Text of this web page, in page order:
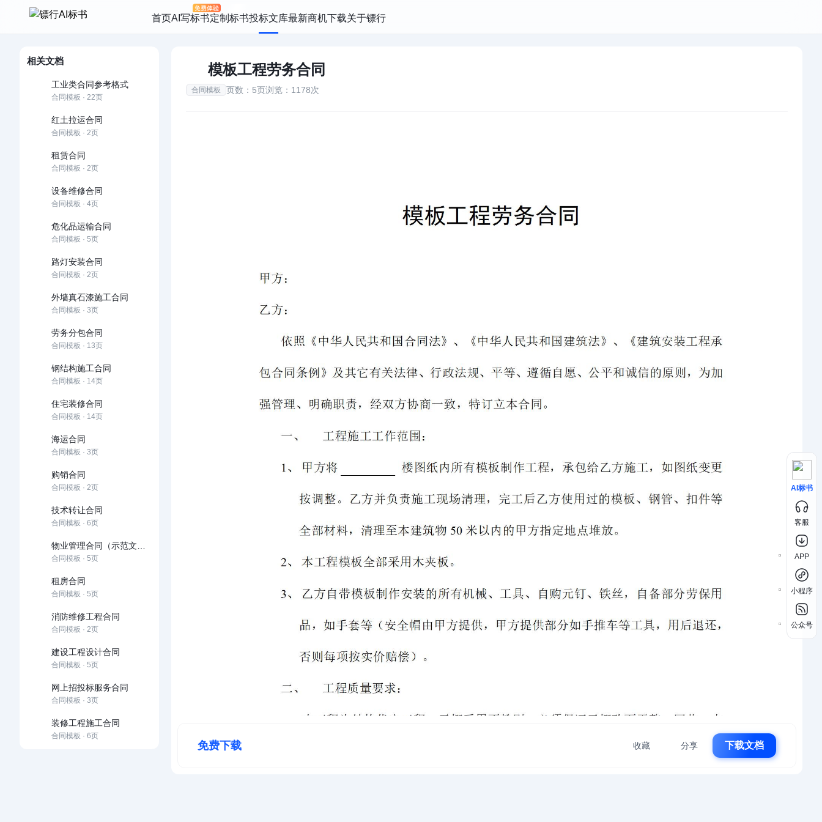
首页AI写标书定制标书投标文库最新商机下载关于镖行
相关文档
工业类合同参考格式
合同模板 · 22页
红土拉运合同
合同模板 · 2页
租赁合同
合同模板 · 2页
设备维修合同
合同模板 · 4页
危化品运输合同
合同模板 · 5页
路灯安装合同
合同模板 · 2页
外墙真石漆施工合同
合同模板 · 3页
劳务分包合同
合同模板 · 13页
钢结构施工合同
合同模板 · 14页
住宅装修合同
合同模板 · 14页
海运合同
合同模板 · 3页
购销合同
合同模板 · 2页
技术转让合同
合同模板 · 6页
合同模板 · 5页
租房合同
合同模板 · 5页
消防维修工程合同
合同模板 · 2页
建设工程设计合同
合同模板 · 5页
网上招投标服务合同
合同模板 · 3页
装修工程施工合同
合同模板 · 6页
模板工程劳务合同
合同模板 页数：5页浏览：1178次
免费下载 收藏 分享 下载文档
AI标书
客服
APP
小程序
公众号